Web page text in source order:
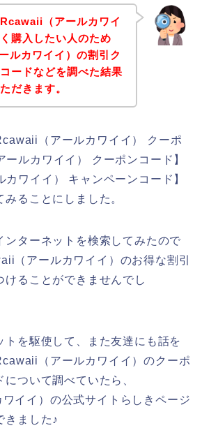
（アールカワイ
購入したい人のため
ルカワイイ）の割引ク
ードなどを調べた結果
だきます。
（アールカワイイ） クーポ
ルカワイイ） クーポンコード】
カワイイ） キャンペーンコード】
ることにしました。
ンターネットを検索してみたので
（アールカワイイ）のお得な割引
けることができませんでし
トを駆使して、また友達にも話を
（アールカワイイ）のクーポ
ついて調べていたら、
イイ）の公式サイトらしきページ
きました♪